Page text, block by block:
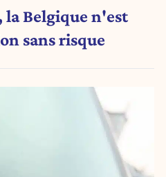
Belgique n'est
sans risque